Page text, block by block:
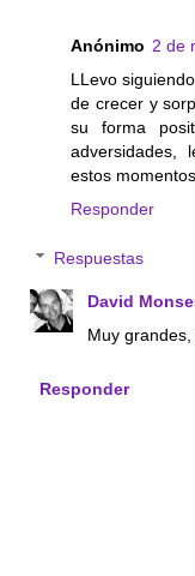
Anónimo 2 de
LLevo
de crecer y
su forma
adversidades,
estos
Responder
Respuestas
David
Muy
Responder